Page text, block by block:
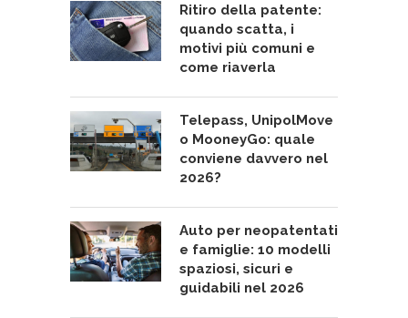
Ritiro della patente:
quando scatta, i
motivi più comuni e
come riaverla
Telepass, UnipolMove
o MooneyGo: quale
conviene davvero nel
2026?
Auto per neopatentati
e famiglie: 10 modelli
spaziosi, sicuri e
guidabili nel 2026